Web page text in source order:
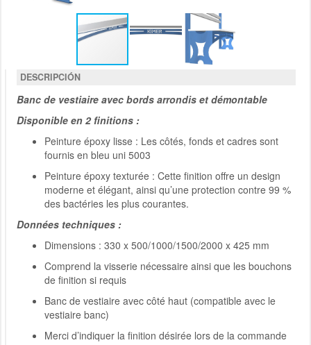
DESCRIPCIÓN
Banc de vestiaire avec bords arrondis et démontable
Disponible en 2 finitions :
Peinture époxy lisse : Les côtés, fonds et cadres sont
fournis en bleu uni 5003
Peinture époxy texturée : Cette finition offre un design
moderne et élégant, ainsi qu’une protection contre 99 %
des bactéries les plus courantes.
Données techniques :
Dimensions : 330 x 500/1000/1500/2000 x 425 mm
Comprend la visserie nécessaire ainsi que les bouchons
de finition si requis
Banc de vestiaire avec côté haut (compatible avec le
vestiaire banc)
Merci d’indiquer la finition désirée lors de la commande